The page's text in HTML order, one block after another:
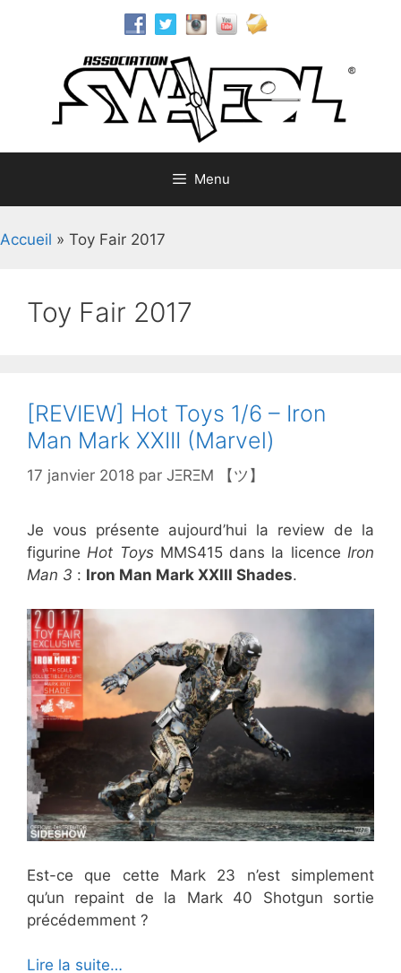
Menu
Accueil » Toy Fair 2017
Toy Fair 2017
[REVIEW] Hot Toys 1/6 – Iron
Man Mark XXIII (Marvel)
17 janvier 2018 par JΞRΞM 【ツ】
Je vous présente aujourd’hui la review de la
figurine Hot ToysMMS415 dans la licence Iron
Man 3 : Iron Man Mark XXIII Shades.
Est-ce que cette Mark 23 n’est simplement
qu’un repaint de la Mark 40 Shotgun sortie
précédemment ?
Lire la suite…